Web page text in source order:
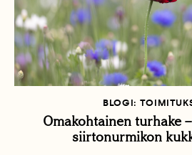
BLOGI:
Omakohtainen turhake
siirtonurmikon